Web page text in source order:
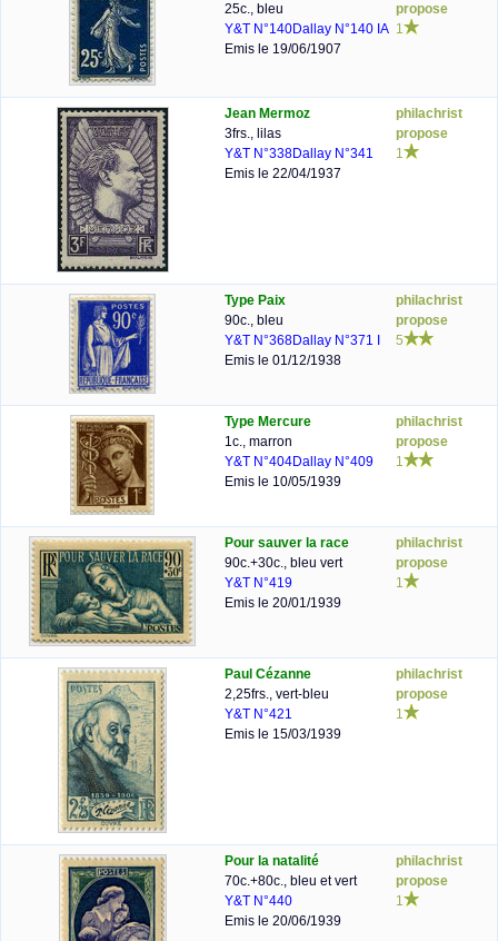
25c., bleu
Y&T N°140Dallay N°140 IA
Emis le 19/06/1907
propose
1
Jean Mermoz
3frs., lilas
Y&T N°338Dallay N°341
Emis le 22/04/1937
philachrist
propose
1
Type Paix
90c., bleu
Y&T N°368Dallay N°371 I
Emis le 01/12/1938
philachrist
propose
5
Type Mercure
1c., marron
Y&T N°404Dallay N°409
Emis le 10/05/1939
philachrist
propose
1
Pour sauver la race
90c.+30c., bleu vert
Y&T N°419
Emis le 20/01/1939
philachrist
propose
1
Paul Cézanne
2,25frs., vert-bleu
Y&T N°421
Emis le 15/03/1939
philachrist
propose
1
Pour la natalité
70c.+80c., bleu et vert
Y&T N°440
Emis le 20/06/1939
philachrist
propose
1